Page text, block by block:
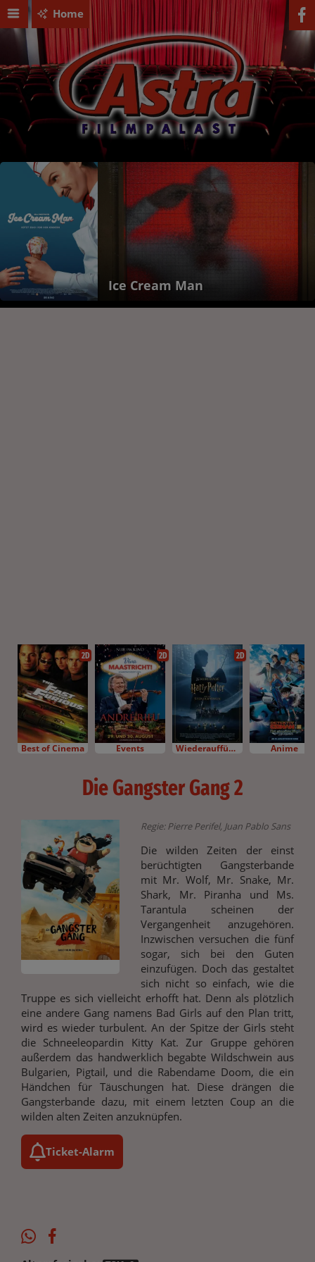
Home
Ice Cream Man
2D
Best of Cinema
2D
Events
2D
Wiederaufführung Anime
Die Gangster Gang 2
Regie: Pierre Perifel, Juan Pablo Sans
Die wilden Zeiten der einst
berüchtigten Gangsterbande
mit Mr. Wolf, Mr. Snake, Mr.
Shark, Mr. Piranha und Ms.
Tarantula scheinen der
Vergangenheit anzugehören.
Inzwischen versuchen die fünf
sogar, sich bei den Guten
einzufügen. Doch das gestaltet
sich nicht so einfach, wie die
Truppe es sich vielleicht erhofft hat. Denn als plötzlich
eine andere Gang namens Bad Girls auf den Plan tritt,
wird es wieder turbulent. An der Spitze der Girls steht
die Schneeleopardin Kitty Kat. Zur Gruppe gehören
außerdem das handwerklich begabte Wildschwein aus
Bulgarien, Pigtail, und die Rabendame Doom, die ein
Händchen für Täuschungen hat. Diese drängen die
Gangsterbande dazu, mit einem letzten Coup an die
wilden alten Zeiten anzuknüpfen.
Ticket-Alarm